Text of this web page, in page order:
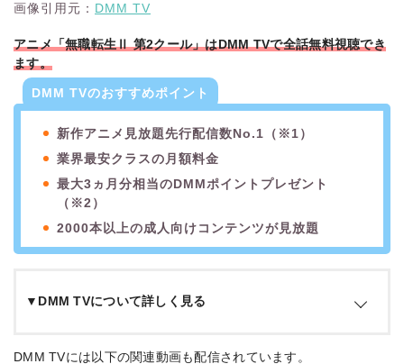
画像引用元： DMM TV
アニメ「無職転生Ⅱ 第2クール」はDMM TVで全話無料視聴でき
ます。
DMM TVのおすすめポイント
新作アニメ見放題先行配信数No.1（※1）
業界最安クラスの月額料金
最大3ヵ月分相当のDMMポイントプレゼント
（※2）
2000本以上の成人向けコンテンツが見放題
▼DMM TVについて詳しく見る
DMM TVは「DMM.com」を運営するDMMグループによる動
DMM TVには以下の関連動画も配信されています。